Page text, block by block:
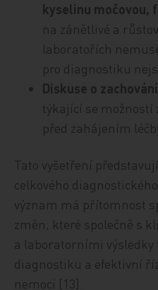
kyselinu močovou,
na zánětlivé a
laboratořích
pro diagnostiku
Diskuse o
týkající se možností
před zahájením
Tato vyšetření
celkového
význam má přítomnost
změn, které společně s
a laboratorními výsledky
diagnostiku a efektivní
nemoci [13].